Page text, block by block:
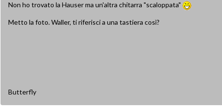
Non ho trovato la Hauser ma un'altra chitarra "scaloppata"
Metto la foto. Waller, ti riferisci a una tastiera così?
Butterfly